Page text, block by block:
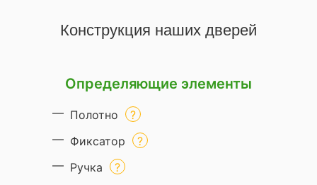
Конструкция наших дверей
Определяющие элементы
Полотно
Фиксатор
Ручка